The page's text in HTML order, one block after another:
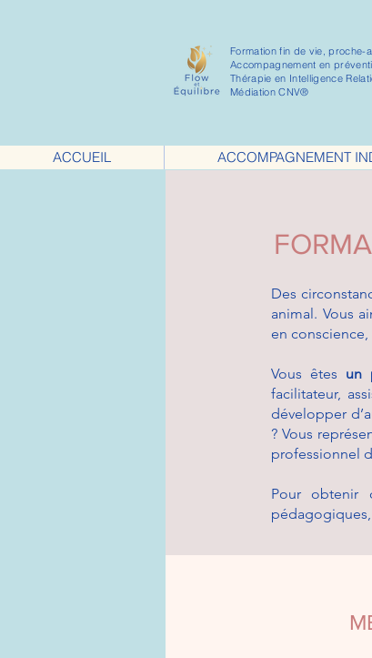
​Formation fin de vie, proche-
Accompagnement en
Thérapie en Intelligence
Médiation CNV®
ACCUEIL ACCOMPAGNEMENT
Des
animal. Vous
en
Vous êtes un
facilitateur,
développer
? Vous
professionnel
Pour obtenir
pédagogiques,